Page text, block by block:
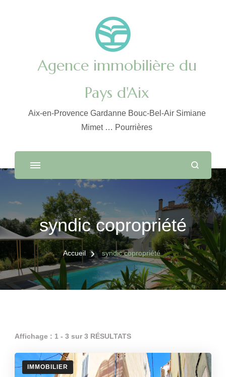
Agence immobilière du
Pays d'Aix
Aix-en-Provence Gardanne Bouc-Bel-Air Simiane
Mimet … Pourrières
syndic copropriété
Accueil syndic copropriété
Affichage : 1 - 3 sur 3 RÉSULTATS
IMMOBILIER